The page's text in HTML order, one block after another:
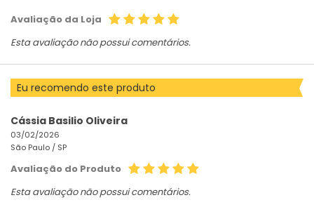
Avaliação da Loja
Esta avaliação não possui comentários.
Eu recomendo este produto
Cássia Basilio Oliveira
03/02/2026
São Paulo / SP
Avaliação do Produto
Esta avaliação não possui comentários.